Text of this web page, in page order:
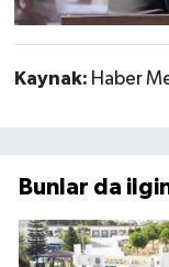
Kaynak: Haber
Bunlar da